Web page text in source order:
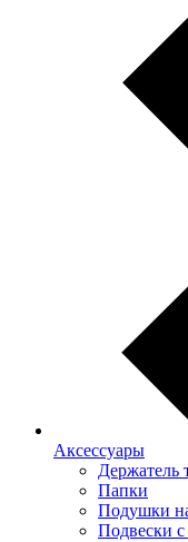
Аксессуары
Держатель
Папки
Подушки
Подвески